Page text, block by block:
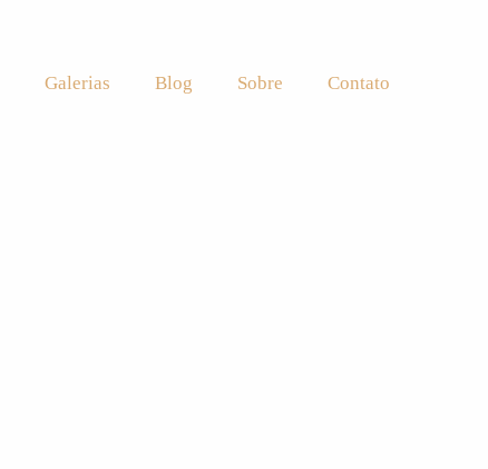
Galerias Blog Sobre Contato